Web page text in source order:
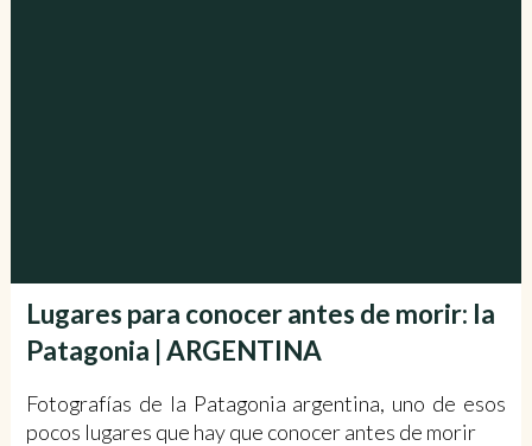
Lugares para conocer antes de morir: la
Patagonia | ARGENTINA
Fotografías de la Patagonia argentina, uno de esos
pocos lugares que hay que conocer antes de morir